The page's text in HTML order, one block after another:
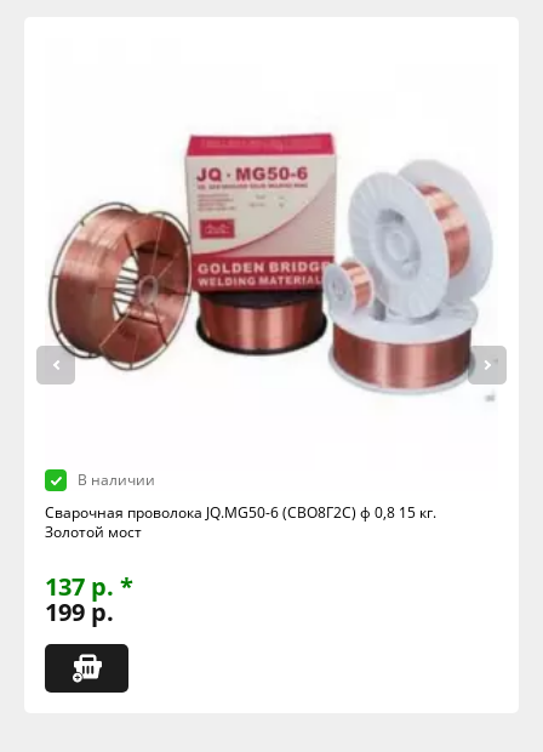
В наличии
Сварочная проволока JQ.MG50-6 (СВО8Г2С) ф 0,8 15 кг.
Золотой мост
137 р. *
199 р.